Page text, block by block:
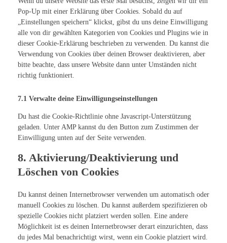
Pop-Up mit einer Erklärung über Cookies. Sobald du auf
„Einstellungen speichern“ klickst, gibst du uns deine Einwilligung
alle von dir gewählten Kategorien von Cookies und Plugins wie in
dieser Cookie-Erklärung beschrieben zu verwenden. Du kannst die
Verwendung von Cookies über deinen Browser deaktivieren, aber
bitte beachte, dass unsere Website dann unter Umständen nicht
richtig funktioniert.
7.1 Verwalte deine Einwilligungseinstellungen
Du hast die Cookie-Richtlinie ohne Javascript-Unterstützung
geladen. Unter AMP kannst du den Button zum Zustimmen der
Einwilligung unten auf der Seite verwenden.
8. Aktivierung/Deaktivierung und
Löschen von Cookies
Du kannst deinen Internetbrowser verwenden um automatisch oder
manuell Cookies zu löschen. Du kannst außerdem spezifizieren ob
spezielle Cookies nicht platziert werden sollen. Eine andere
Möglichkeit ist es deinen Internetbrowser derart einzurichten, dass
du jedes Mal benachrichtigt wirst, wenn ein Cookie platziert wird.